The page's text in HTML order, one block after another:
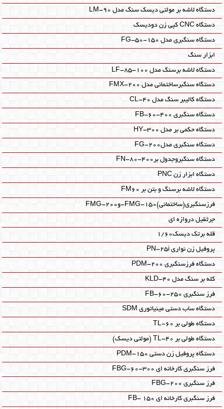
دستگاه لاشه بر مولتی دیسک سنگ مدل LM-90
دستگاه CNC کپی زن دودیسک
دستگاه سنگبری مدل FG-50-150
ابزار سنگ
دستگاه لاشه برسنگ مدل LF-85-100
دستگاه سنگبرساختمانی مدل FMX-200
دستگاه کالیبر سنگ مدل CL-40
دستگاه سنگبری FB-60-400
دستگاه حکمی بر مدل HY-300
دستگاه سنگبری مدلFG-200
دستگاه سنگبروجدول برFN-80-400
دستگاه ابزار زن PNC
دستگاه لاشه برسنگ و بتن بر FM60
فرزسنگبری(ساختمانی)FMG-150-وFMG-200
جرثقیل دروازه ای
قله برتک دیسک1/60
پروفیل زن نواری PN-25i
دستگاه فرزسنگبری PDM-200
کله بر سنگ مدل KLD-40
فرز سنگبری FB-60-250
دستگاه ساب دستی مینیاتوری SDM‎
دستگاه طولی بر TL-60‎
دستگاه طولی بر TL-40‎ (مولتی دیسک)
دستگاه پروفیل زن دستی PDM-150‎
فرز سنگبری کارخانه ای FBG-60-300
فرز سنگبری FBG-200
فرز سنگبری کارخانه ای FB- 150